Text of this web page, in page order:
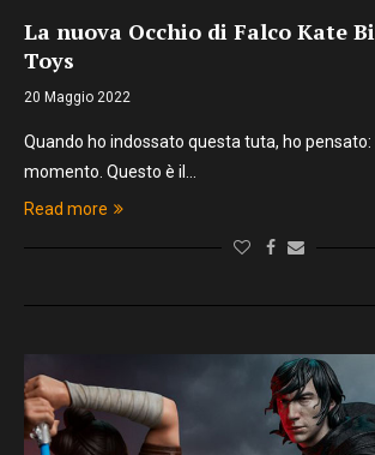
La nuova Occhio di Falco Kate
Toys
20 Maggio 2022
Quando ho indossato questa tuta, ho pensato:
momento. Questo è il…
Read more